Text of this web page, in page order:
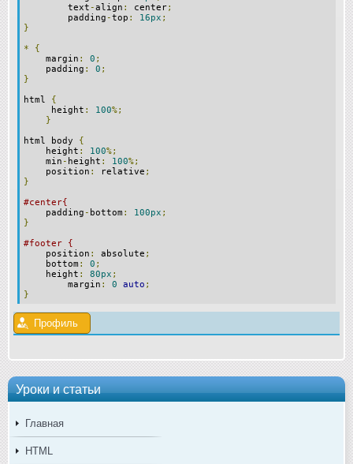
Уроки и статьи
Главная
HTML
text -align : center;
padding -top : 16px ;
}
*
{
margin : 0 ;
padding : 0 ;
}
html {
height : 100%;
}
html body {
height : 100%;
min - height : 100%;
position : relative ;
}
#center{
padding - bottom : 100px ;
}
#footer {
position : absolute ;
bottom : 0 ;
height : 80px ;
margin : 0 auto ;
}
Профиль